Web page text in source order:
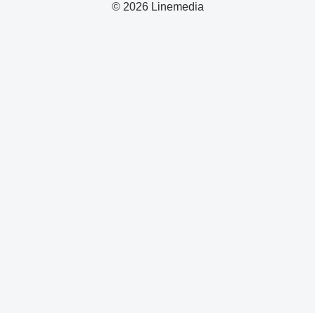
© 2026 Linemedia